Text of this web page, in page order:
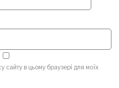
сайту в цьому браузері для моїх